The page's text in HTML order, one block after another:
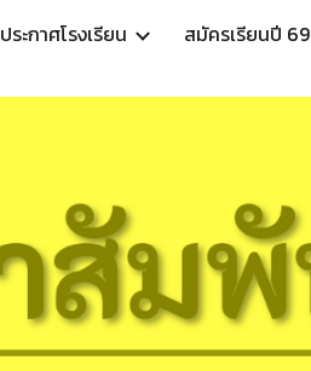
Skip to navigation
ประกาศโรงเรียน สมัครเรียนปี 69